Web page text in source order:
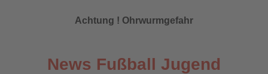
Achtung ! Ohrwurmgefahr
News Fußball Jugend